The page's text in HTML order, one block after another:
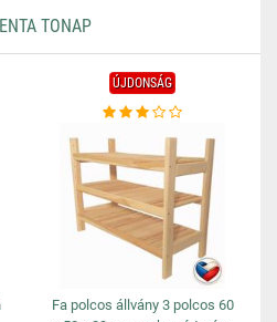
TONAP
ÚJDONSÁG
Fa polcos állvány 3 polcos 60